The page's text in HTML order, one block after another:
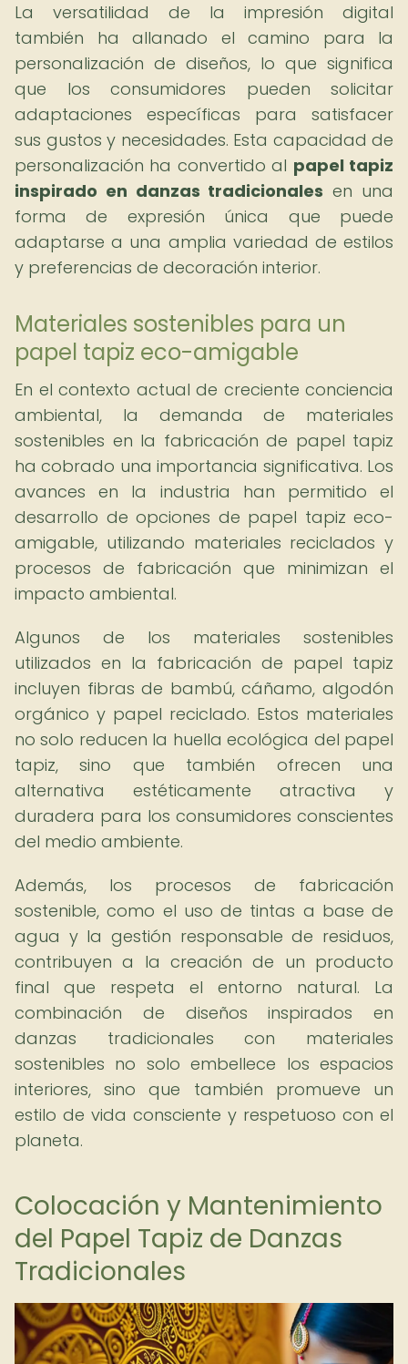
La versatilidad de la impresión digital
también ha allanado el camino para la
personalización de diseños, lo que significa
que los consumidores pueden solicitar
adaptaciones específicas para satisfacer
sus gustos y necesidades. Esta capacidad de
personalización ha convertido al papel tapiz
inspirado en danzas tradicionales en una
forma de expresión única que puede
adaptarse a una amplia variedad de estilos
y preferencias de decoración interior.
Materiales sostenibles para un
papel tapiz eco-amigable
En el contexto actual de creciente conciencia
ambiental, la demanda de materiales
sostenibles en la fabricación de papel tapiz
ha cobrado una importancia significativa. Los
avances en la industria han permitido el
desarrollo de opciones de papel tapiz eco-
amigable, utilizando materiales reciclados y
procesos de fabricación que minimizan el
impacto ambiental.
Algunos de los materiales sostenibles
utilizados en la fabricación de papel tapiz
incluyen fibras de bambú, cáñamo, algodón
orgánico y papel reciclado. Estos materiales
no solo reducen la huella ecológica del papel
tapiz, sino que también ofrecen una
alternativa estéticamente atractiva y
duradera para los consumidores conscientes
del medio ambiente.
Además, los procesos de fabricación
sostenible, como el uso de tintas a base de
agua y la gestión responsable de residuos,
contribuyen a la creación de un producto
final que respeta el entorno natural. La
combinación de diseños inspirados en
danzas tradicionales con materiales
sostenibles no solo embellece los espacios
interiores, sino que también promueve un
estilo de vida consciente y respetuoso con el
planeta.
Colocación y Mantenimiento
del Papel Tapiz de Danzas
Tradicionales